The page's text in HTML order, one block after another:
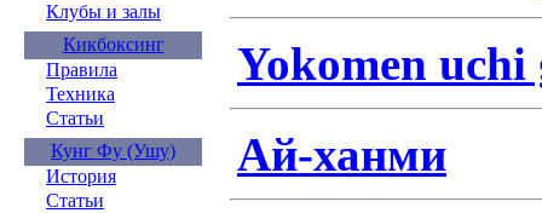
Клубы и залы
Кикбоксинг
Правила
Техника
Статьи
Кунг Фу (Ушу)
История
Статьи
Yokomen
Ай-ханми